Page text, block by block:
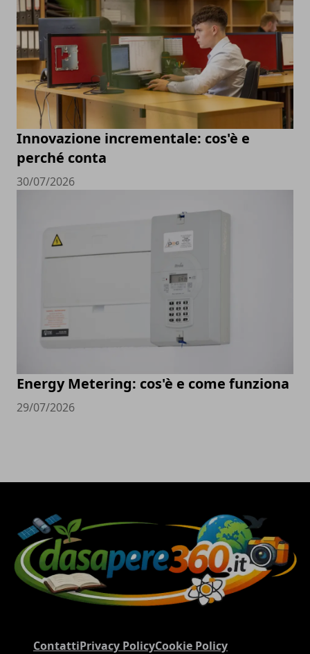
Innovazione incrementale: cos'è e
perché conta
30/07/2026
Energy Metering: cos'è e come funziona
29/07/2026
ContattiPrivacy PolicyCookie Policy